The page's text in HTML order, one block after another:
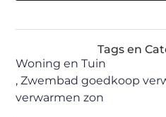
Tags en
Woning en Tuin
,Zwembad goedkoop
verwarmen zon